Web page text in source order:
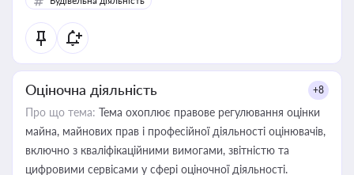
Оціночна діяльність +8
Про що тема: Тема охоплює правове регулювання оцінки
майна, майнових прав і професійної діяльності оцінювачів,
включно з кваліфікаційними вимогами, звітністю та
цифровими сервісами у сфері оціночної діяльності.